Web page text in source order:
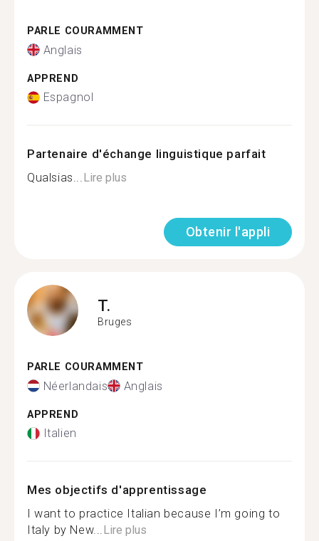
PARLE COURAMMENT
Anglais
APPREND
Espagnol
Partenaire d'échange linguistique parfait
Qualsias...Lire plus
Obtenir l'appli
T.
Bruges
PARLE COURAMMENT
Néerlandais Anglais
APPREND
Italien
Mes objectifs d'apprentissage
I want to practice Italian because I’m going to
Italy by New...Lire plus